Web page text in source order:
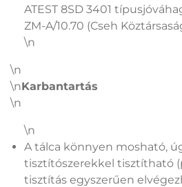
ATEST 8SD 3401
ZM-A/10.70 (Cseh
\n
\n
\nKarbantartás
\n
\n
A tálca könnyen mosható,
tisztítószerekkel tisztítható
tisztítás egyszerűen